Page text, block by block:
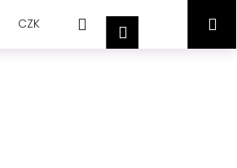
CZK HledatPřihlášeníNákupní